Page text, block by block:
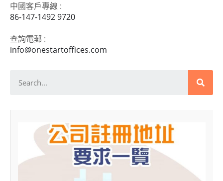
中國客戶專線 :
86-147-1492 9720
查詢電郵 :
info@onestartoffices.com